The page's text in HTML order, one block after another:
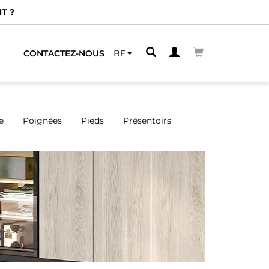
CONTACTEZ-NOUS BE
Poignées Pieds Présentoirs